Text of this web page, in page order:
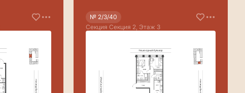
№ 2/3/40
Секция Секция 2, Этаж 3